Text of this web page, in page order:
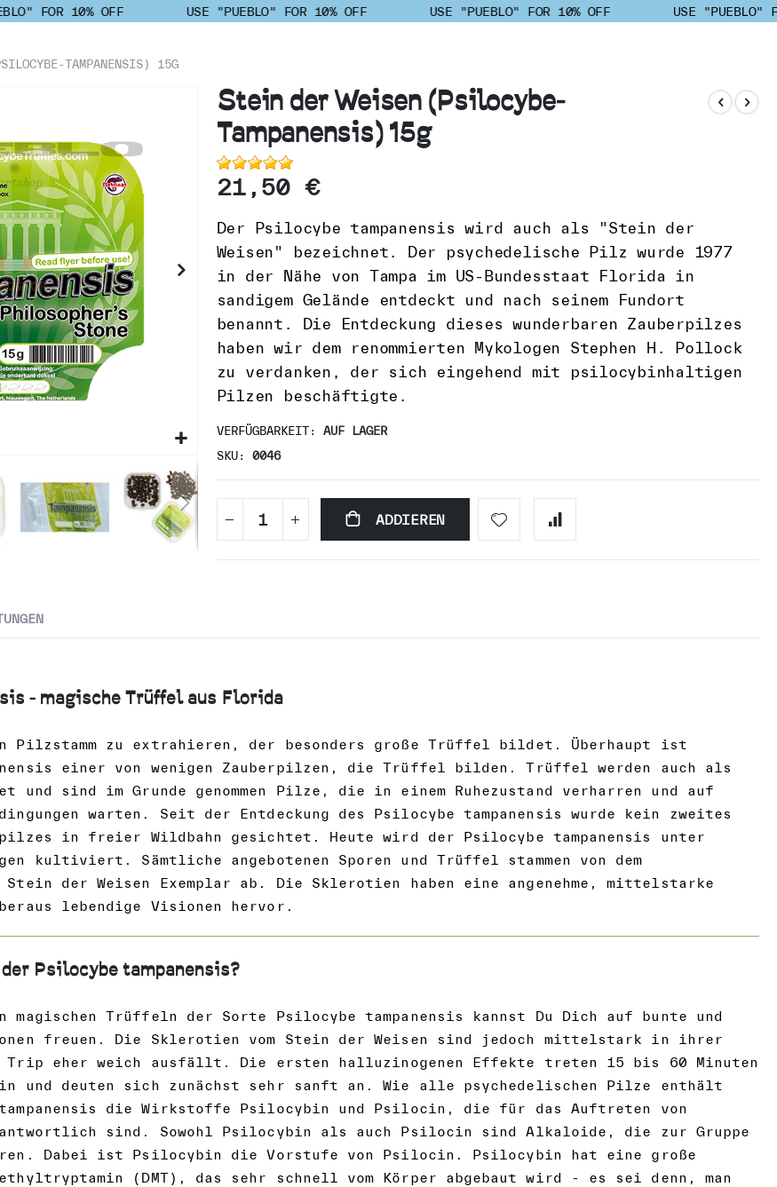
FOR 10% OFF USE "PUEBLO" FOR 10% OFF USE "PUEBLO" FOR 10% OFF USE "PUEBLO"
TAMPANENSIS) 15G
Stein der Weisen (Psilocybe-
Tampanensis) 15g
21,50 €
Der Psilocybe tampanensis wird auch als "Stein der
Weisen" bezeichnet. Der psychedelische Pilz wurde 1977
in der Nähe von Tampa im US-Bundesstaat Florida in
sandigem Gelände entdeckt und nach seinem Fundort
benannt. Die Entdeckung dieses wunderbaren Zauberpilzes
haben wir dem renommierten Mykologen Stephen H. Pollock
zu verdanken, der sich eingehend mit psilocybinhaltigen
Pilzen beschäftigte.
VERFÜGBARKEIT:
AUF LAGER
SKU
0046
ADDIEREN
- magische Trüffel aus Florida
Pilzstamm zu extrahieren, der besonders große Trüffel bildet. Überhaupt ist
einer von wenigen Zauberpilzen, die Trüffel bilden. Trüffel werden auch als
und sind im Grunde genommen Pilze, die in einem Ruhezustand verharren und auf
warten. Seit der Entdeckung des Psilocybe tampanensis wurde kein zweites
in freier Wildbahn gesichtet. Heute wird der Psilocybe tampanensis unter
kultiviert. Sämtliche angebotenen Sporen und Trüffel stammen von dem
Stein der Weisen Exemplar ab. Die Sklerotien haben eine angenehme, mittelstarke
lebendige Visionen hervor.
Psilocybe tampanensis?
magischen Trüffeln der Sorte Psilocybe tampanensis kannst Du Dich auf bunte und
freuen. Die Sklerotien vom Stein der Weisen sind jedoch mittelstark in ihrer
Trip eher weich ausfällt. Die ersten halluzinogenen Effekte treten 15 bis 60 Minuten
und deuten sich zunächst sehr sanft an. Wie alle psychedelischen Pilze enthält
die Wirkstoffe Psilocybin und Psilocin, die für das Auftreten von
sind. Sowohl Psilocybin als auch Psilocin sind Alkaloide, die zur Gruppe
Dabei ist Psilocybin die Vorstufe von Psilocin. Psilocybin hat eine große
(DMT), das sehr schnell vom Körper abgebaut wird - es sei denn, man